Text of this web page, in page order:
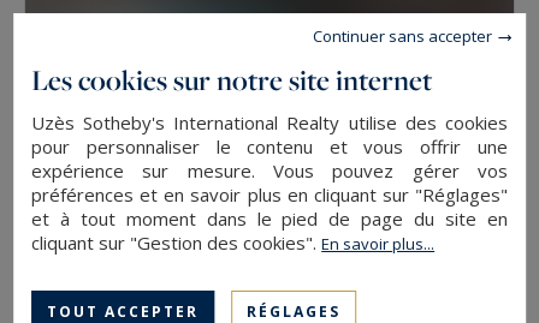
MAISON 2500M² 44PIÈCES
2 900 000 €
Les cookies sur notre site internet
Uzès Sotheby's International Realty utilise des cookies
pour personnaliser le contenu et vous offrir une
expérience sur mesure. Vous pouvez gérer vos
préférences et en savoir plus en cliquant sur "Réglages"
et à tout moment dans le pied de page du site en
cliquant sur "Gestion des cookies".En savoir plus...
TOUT ACCEPTER RÉGLAGES
Continuer sans accepter